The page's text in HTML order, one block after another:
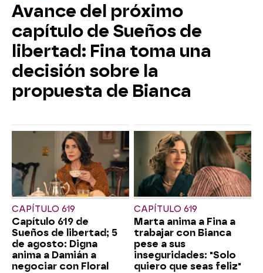
Avance del próximo
capítulo de Sueños de
libertad: Fina toma una
decisión sobre la
propuesta de Bianca
CAPÍTULO 619
Capítulo 619 de
Sueños de libertad; 5
de agosto: Digna
anima a Damián a
negociar con Floral
CAPÍTULO 619
Marta anima a Fina a
trabajar con Bianca
pese a sus
inseguridades: "Solo
quiero que seas feliz"